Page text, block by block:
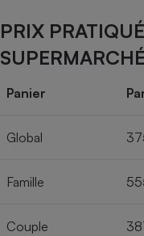
PRIX
SUPERMARCHÉ
Panier
Global
Famille
Couple